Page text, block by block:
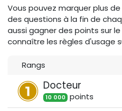
Vous pouvez marquer plus
des questions à la fin de
aussi gagner des points sur
connaître les règles d'usage
Rangs
Docteur
10 000 points